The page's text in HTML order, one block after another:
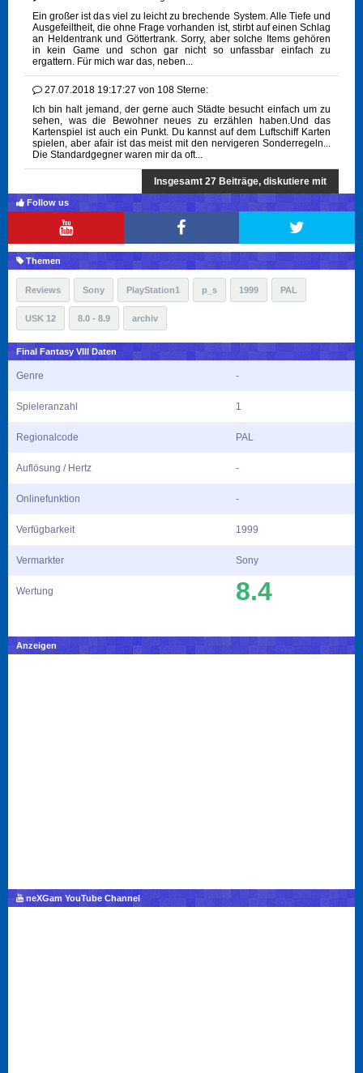
Ein großer ist das viel zu leicht zu brechende System. Alle Tiefe und
Ausgefeiltheit, die ohne Frage vorhanden ist, stirbt auf einen Schlag
an Heldentrank und Göttertrank. Sorry, aber solche Items gehören
in kein Game und schon gar nicht so unfassbar einfach zu
ergattern. Für mich war das, neben...
27.07.2018 19:17:27 von 108 Sterne:
Ich bin halt jemand, der gerne auch Städte besucht einfach um zu
sehen, was die Bewohner neues zu erzählen haben.Und das
Kartenspiel ist auch ein Punkt. Du kannst auf dem Luftschiff Karten
spielen, aber afair ist das meist mit den nervigeren Sonderregeln...
Die Standardgegner waren mir da oft...
Insgesamt 27 Beiträge, diskutiere mit
Follow us
Themen
Reviews Sony PlayStation1 p_s 1999 PAL
USK 12 8.0 - 8.9 archiv
Final Fantasy VIII Daten
Genre -
Spieleranzahl 1
Regionalcode PAL
Auflösung / Hertz -
Onlinefunktion -
Verfügbarkeit 1999
Vermarkter Sony
Wertung 8.4
Anzeigen
neXGam YouTube Channel